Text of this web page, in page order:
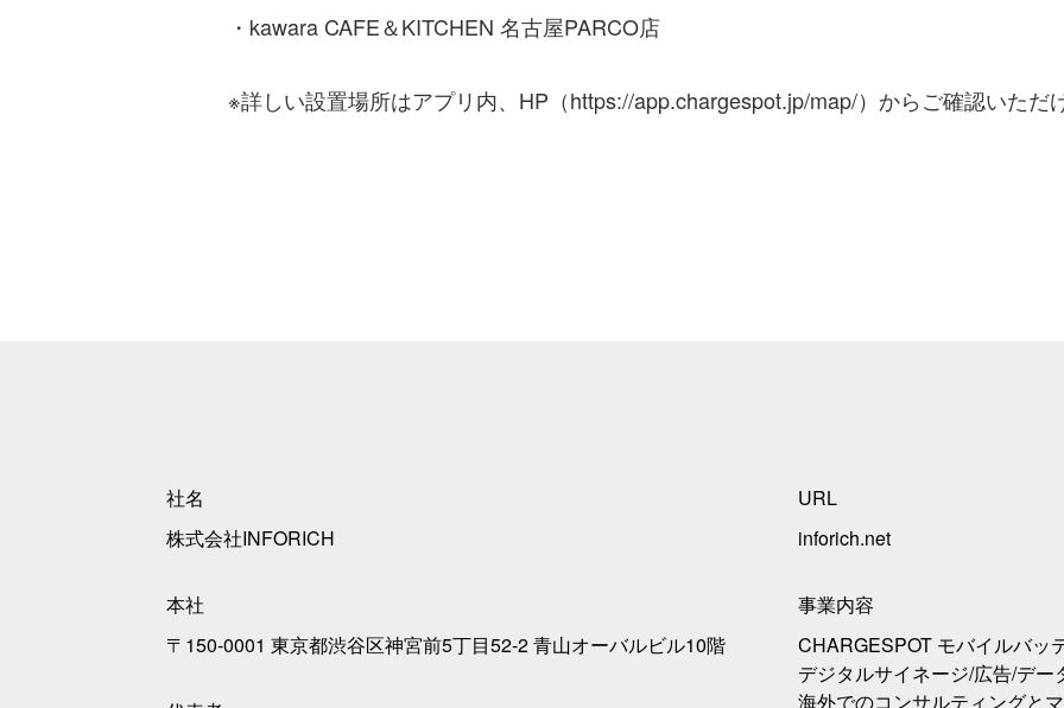
・kawara CAFE＆KITCHEN 名古屋PARCO店
※詳しい設置場所はアプリ内、HP（https://app.chargespot.jp/map/）からご確認いただ
社名
株式会社INFORICH
本社
〒150-0001 東京都渋谷区神宮前5丁目52-2 青山オーバルビル10階
URL
inforich.net
事業内容
CHARGESPOT モバイルバッ
デジタルサイネージ/広告/デー
海外でのコンサルティングと